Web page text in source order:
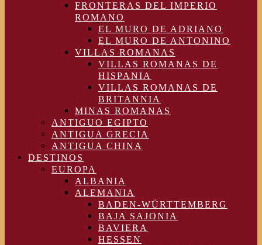
FRONTERAS DEL IMPERIO
ROMANO
EL MURO DE ADRIANO
EL MURO DE ANTONINO
VILLAS ROMANAS
VILLAS ROMANAS DE
HISPANIA
VILLAS ROMANAS DE
BRITANNIA
MINAS ROMANAS
ANTIGUO EGIPTO
ANTIGUA GRECIA
ANTIGUA CHINA
DESTINOS
EUROPA
ALBANIA
ALEMANIA
BADEN-WÜRTTEMBERG
BAJA SAJONIA
BAVIERA
HESSEN